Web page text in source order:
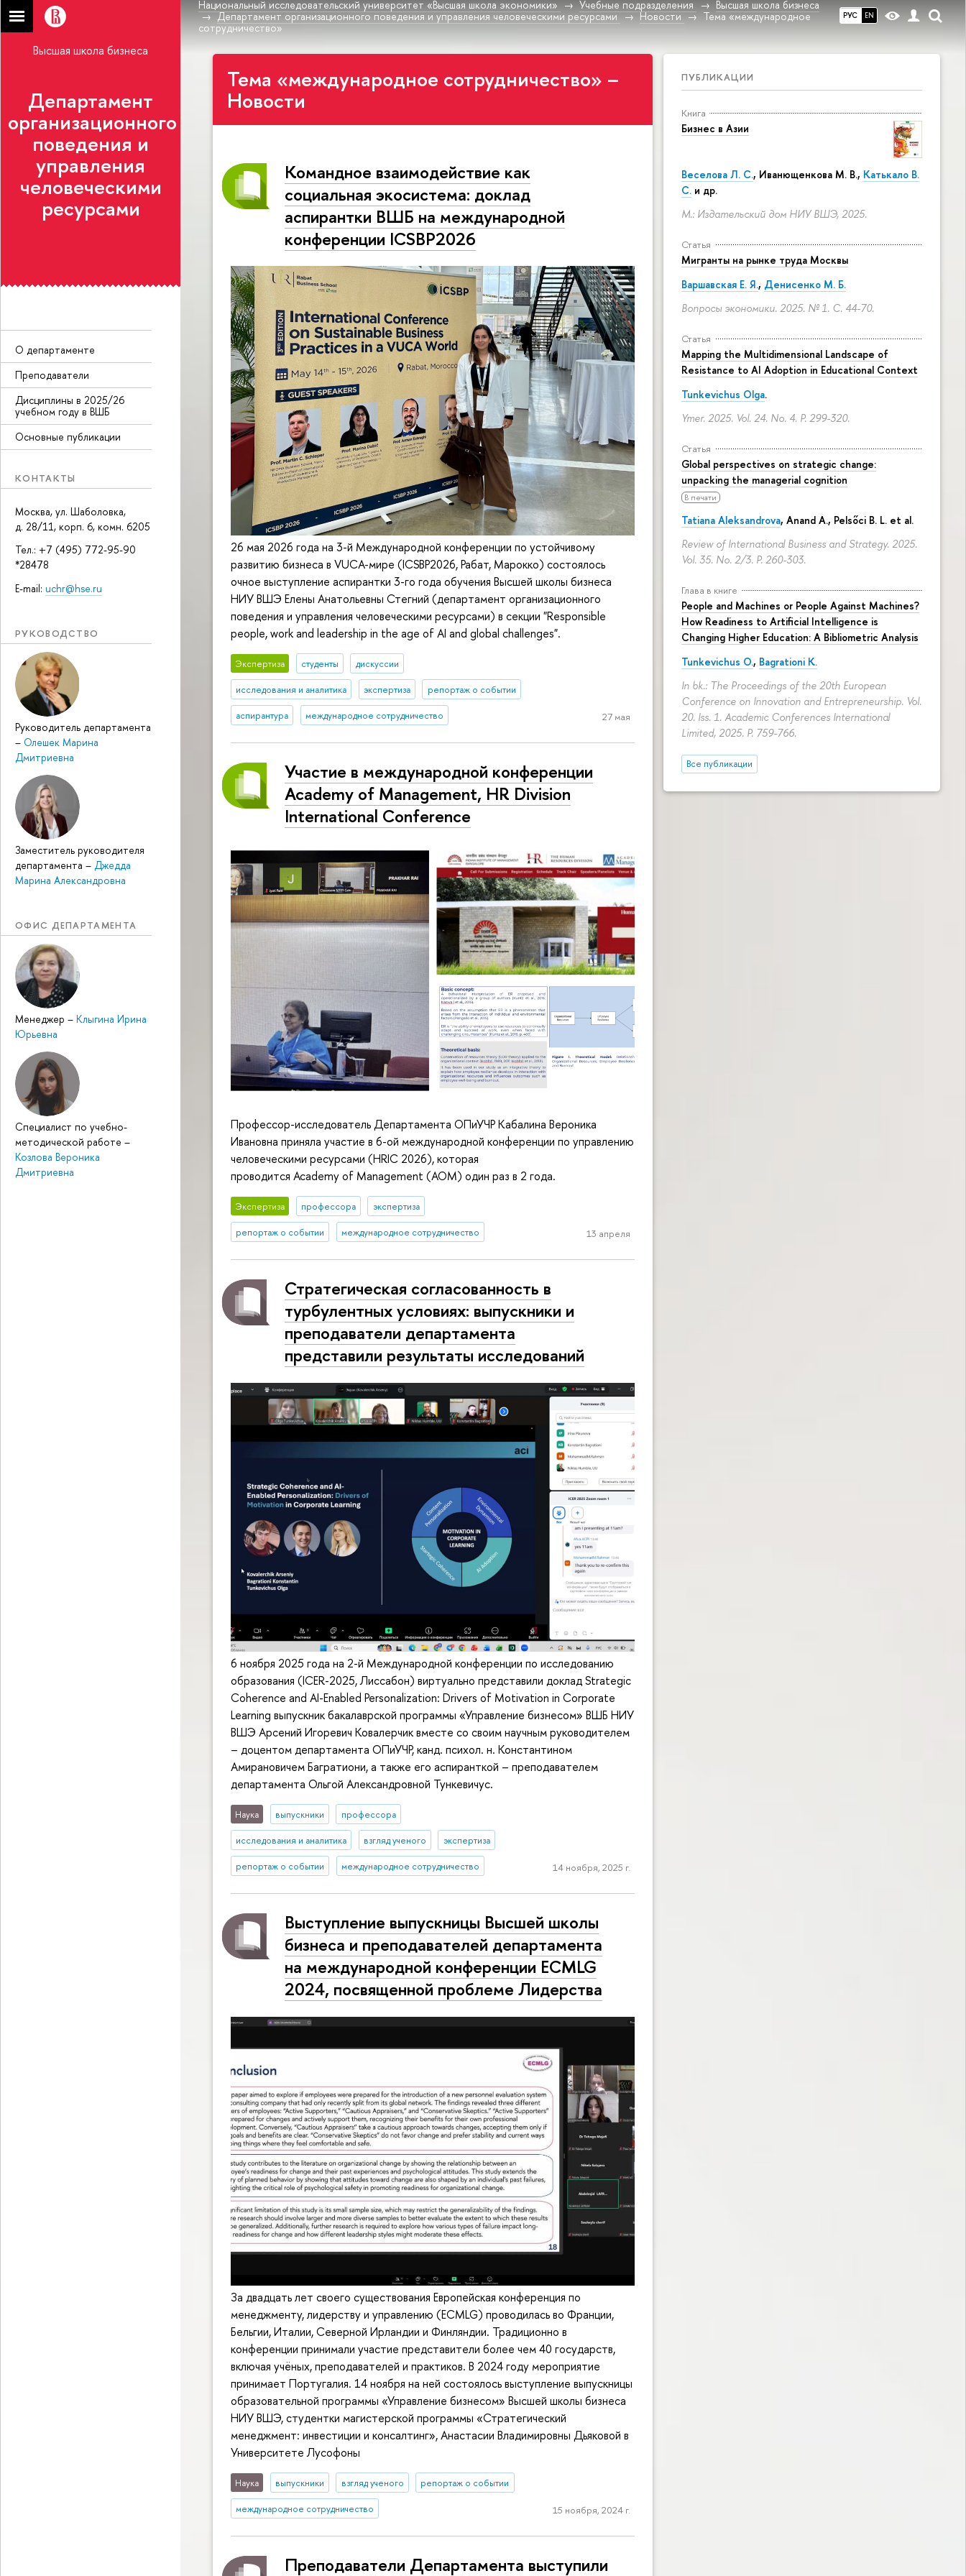
РУС EN
Национальный исследовательский университет «Высшая школа экономики» Учебные подразделения
Высшая школа бизнеса
Департамент организационного поведения и управления человеческими ресурсами
Новости
Тема «международное
сотрудничество»
Высшая школа бизнеса
Департамент
организационного
поведения и
управления
человеческими
ресурсами
О департаменте
Преподаватели
Дисциплины в 2025/26
учебном году в ВШБ
Основные публикации
КОНТАКТЫ
Москва, ул. Шаболовка,
д. 28/11, корп. 6, комн. 6205
Тел.: +7 (495) 772-95-90
*28478
E-mail: uchr@hse.ru
РУКОВОДСТВО
Руководитель департамента
– Олешек Марина
Дмитриевна
Заместитель руководителя
департамента – Джедда
Марина Александровна
ОФИС ДЕПАРТАМЕНТА
Менеджер – Клыгина Ирина
Юрьевна
Специалист по учебно-
методической работе –
Козлова Вероника
Дмитриевна
ПУБЛИКАЦИИ
Книга
Бизнес в Азии
Веселова Л. С., Иванющенкова М. В., Катькало В.
С. и др.
М.: Издательский дом НИУ ВШЭ, 2025.
Статья
Мигранты на рынке труда Москвы
Варшавская Е. Я., Денисенко М. Б.
Вопросы экономики. 2025. № 1. С. 44-70.
Статья
Mapping the Multidimensional Landscape of
Resistance to AI Adoption in Educational Context
Tunkevichus Olga.
Ymer. 2025. Vol. 24. No. 4. P. 299-320.
Статья
Global perspectives on strategic change:
unpacking the managerial cognition
В печати
Tatiana Aleksandrova, Anand A., Pelsőci B. L. et al.
Review of International Business and Strategy. 2025.
Vol. 35. No. 2/3. P. 260-303.
Глава в книге
People and Machines or People Against Machines?
How Readiness to Artificial Intelligence is
Changing Higher Education: A Bibliometric Analysis
Tunkevichus O., Bagrationi K.
In bk.: The Proceedings of the 20th European
Conference on Innovation and Entrepreneurship. Vol.
20. Iss. 1. Academic Conferences International
Limited, 2025. P. 759-766.
Все публикации
Тема «международное сотрудничество» –
Новости
Командное взаимодействие как
социальная экосистема: доклад
аспирантки ВШБ на международной
конференции ICSBP2026
26 мая 2026 года на 3-й Международной конференции по устойчивому
развитию бизнеса в VUCA-мире (ICSBP2026, Рабат, Марокко) состоялось
очное выступление аспирантки 3-го года обучения Высшей школы бизнеса
НИУ ВШЭ Елены Анатольевны Стегний (департамент организационного
поведения и управления человеческими ресурсами) в секции "Responsible
people, work and leadership in the age of AI and global challenges".
Экспертиза студенты дискуссии
исследования и аналитика экспертиза репортаж о событии
аспирантура международное сотрудничество 27 мая
Участие в международной конференции
Academy of Management, HR Division
International Conference
Профессор-исследователь Департамента ОПиУЧР Кабалина Вероника
Ивановна приняла участие в 6-ой международной конференции по управлению
человеческими ресурсами (HRIC 2026), которая
проводится Academy of Management (AOM) один раз в 2 года.
Экспертиза профессора экспертиза
репортаж о событии международное сотрудничество 13 апреля
Стратегическая согласованность в
турбулентных условиях: выпускники и
преподаватели департамента
представили результаты исследований
6 ноября 2025 года на 2-й Международной конференции по исследованию
образования (ICER-2025, Лиссабон) виртуально представили доклад Strategic
Coherence and AI-Enabled Personalization: Drivers of Motivation in Corporate
Learning выпускник бакалаврской программы «Управление бизнесом» ВШБ НИУ
ВШЭ Арсений Игоревич Ковалерчик вместе со своим научным руководителем
– доцентом департамента ОПиУЧР, канд. психол. н. Константином
Амирановичем Багратиони, а также его аспиранткой – преподавателем
департамента Ольгой Александровной Тункевичус.
Наука выпускники профессора
исследования и аналитика взгляд ученого экспертиза
репортаж о событии международное сотрудничество 14 ноября, 2025 г.
Выступление выпускницы Высшей школы
бизнеса и преподавателей департамента
на международной конференции ECMLG
2024, посвященной проблеме Лидерства
За двадцать лет своего существования Европейская конференция по
менеджменту, лидерству и управлению (ECMLG) проводилась во Франции,
Бельгии, Италии, Северной Ирландии и Финляндии. Традиционно в
конференции принимали участие представители более чем 40 государств,
включая учёных, преподавателей и практиков. В 2024 году мероприятие
принимает Португалия. 14 ноября на ней состоялось выступление выпускницы
образовательной программы «Управление бизнесом» Высшей школы бизнеса
НИУ ВШЭ, студентки магистерской программы «Стратегический
менеджмент: инвестиции и консалтинг», Анастасии Владимировны Дьяковой в
Университете Лусофоны
Наука выпускники взгляд ученого репортаж о событии
международное сотрудничество 15 ноября, 2024 г.
Преподаватели Департамента выступили